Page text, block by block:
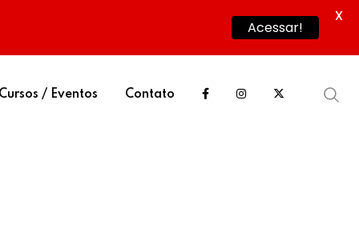
Cursos / Eventos Contato
Acessar!
X